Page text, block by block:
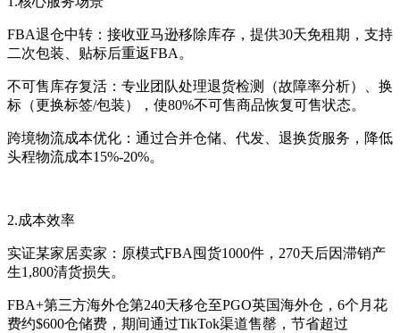
FBA退仓中转：接收亚马逊移除库存，提供30天免租期，支持
二次包装、贴标后重返FBA。
不可售库存复活：专业团队处理退货检测（故障率分析）、换
标（更换标签/包装），使80%不可售商品恢复可售状态。
跨境物流成本优化：通过合并仓储、代发、退换货服务，降低
头程物流成本15%-20%。
2.成本效率
实证某家居卖家：原模式FBA囤货1000件，270天后因滞销产
生1,800清货损失。
FBA+第三方海外仓第240天移仓至PGO英国海外仓，6个月花
费约$600仓储费，期间通过TikTok渠道售罄，节省超过